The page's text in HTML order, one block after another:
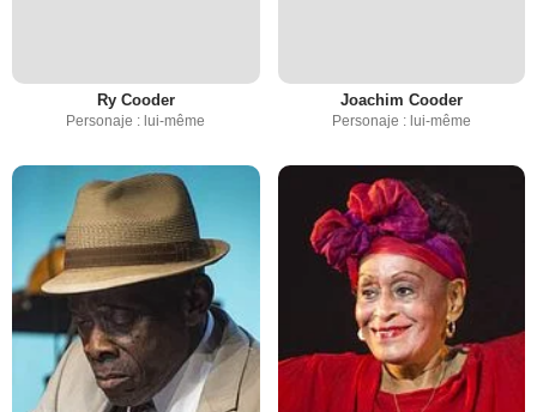
Ry Cooder
Personaje : lui-même
Joachim Cooder
Personaje : lui-même